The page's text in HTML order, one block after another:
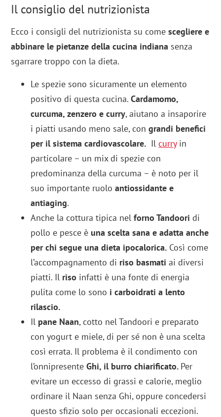
Il consiglio del nutrizionista
Ecco i consigli del nutrizionista su comescegliere e
abbinare le pietanze della cucina indiana senza
sgarrare troppo con la dieta.
Le spezie sono sicuramente un elemento
positivo di questa cucina.Cardamomo,
curcuma, zenzero e curry, aiutano a insaporire
i piatti usando meno sale, congrandi benefici
per il sistema cardiovascolare. Ilcurryin
particolare – un mix di spezie con
predominanza della curcuma – è noto per il
suo importante ruoloantiossidante e
antiaging.
Anche la cottura tipica nel forno Tandoori di
pollo e pesce è una scelta sana e adatta anche
per chi segue una dieta ipocalorica. Così come
l’accompagnamento di riso basmati ai diversi
piatti. Il riso infatti è una fonte di energia
pulita come lo sono i carboidrati a lento
rilascio.
Il pane Naan, cotto nel Tandoori e preparato
con yogurt e miele, di per sé non è una scelta
così errata. Il problema è il condimento con
l’onnipresenteGhi, il burro chiarificato. Per
evitare un eccesso di grassi e calorie, meglio
ordinare il Naan senza Ghi, oppure concedersi
questo sfizio solo per occasionali eccezioni.